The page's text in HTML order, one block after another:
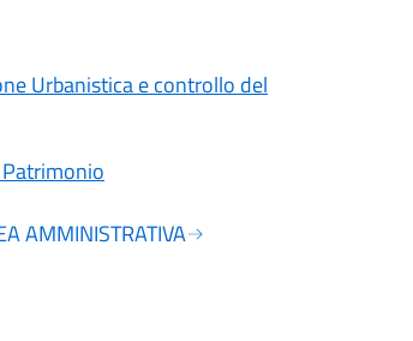
Urbanistica e controllo del
AMMINISTRATIVA